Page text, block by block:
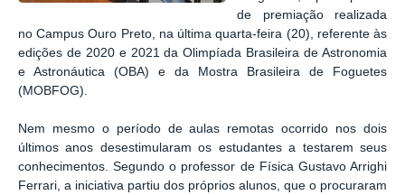
de premiação realizada
no Campus Ouro Preto, na última quarta-feira (20), referente às
edições de 2020 e 2021 da Olimpíada Brasileira de Astronomia
e Astronáutica (OBA) e da Mostra Brasileira de Foguetes
(MOBFOG).
Nem mesmo o período de aulas remotas ocorrido nos dois
últimos anos desestimularam os estudantes a testarem seus
conhecimentos. Segundo o professor de Física Gustavo Arrighi
Ferrari, a iniciativa partiu dos próprios alunos, que o procuraram